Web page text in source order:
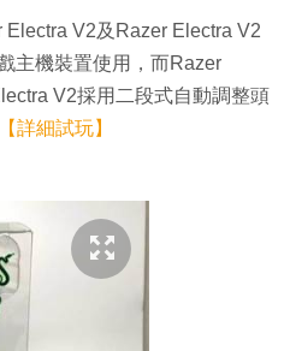
V2及Razer Electra V2
主機裝置使用，而Razer
V2採用二段式自動調整頭
【詳細試玩】